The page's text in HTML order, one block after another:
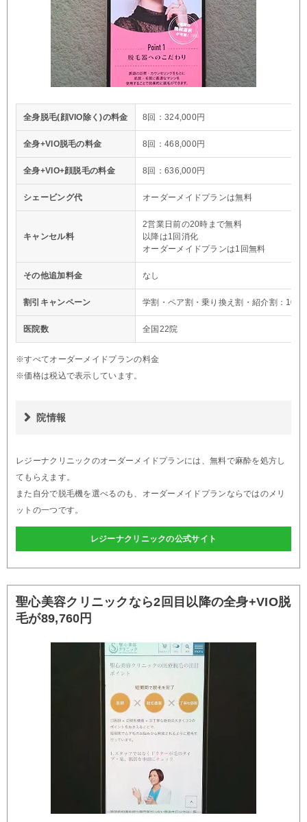
全身脱毛(顔VIO除く)の料金 8回：324,000円
全身+VIO脱毛の料金 8回：468,000円
全身+VIO+顔脱毛の料金 8回：636,000円
シェービング代 オーダーメイドプランは無料
キャンセル料
2営業日前の20時まで無料
以降は1回消化
オーダーメイドプランは1回無料
その他追加料金 なし
割引キャンペーン 学割・ペア割・乗り換え割・紹介割：
医院数 全国22院
※すべてオーダーメイドプランの料金
※価格は税込で表示しています。
院情報
レジーナクリニックのオーダーメイドプランには、無料で麻酔を処方し
てもらえます。
また自分で脱毛機を選べるのも、オーダーメイドプランならではのメリ
ットの一つです。
レジーナクリニックの公式サイト
聖心美容クリニックなら2回目以降の全身+VIO脱
毛が89,760円